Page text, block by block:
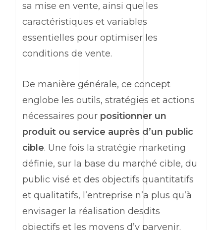
sa mise en vente, ainsi que les
caractéristiques et variables
essentielles pour optimiser les
conditions de vente.
De manière générale, ce concept
englobe les outils, stratégies et actions
nécessaires pour positionner un
produit ou service auprès d’un public
cible. Une fois la stratégie marketing
définie, sur la base du marché cible, du
public visé et des objectifs quantitatifs
et qualitatifs, l’entreprise n’a plus qu’à
envisager la réalisation desdits
objectifs et les moyens d’y parvenir.